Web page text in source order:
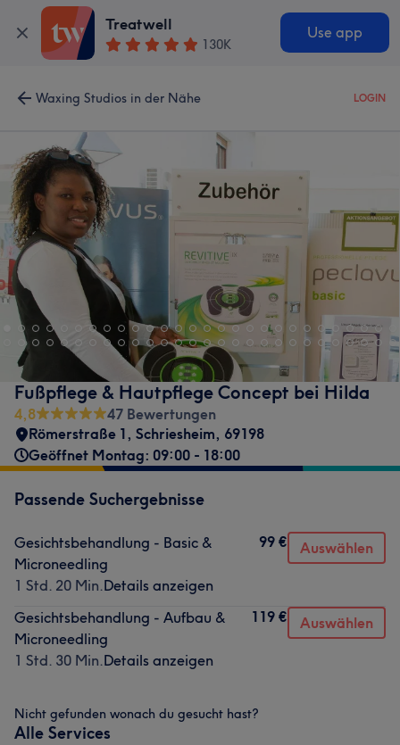
Treatwell
130K
Use app
Waxing Studios in der Nähe LOGIN
Fußpflege & Hautpflege Concept bei Hilda
4,8
47 Bewertungen
Römerstraße 1, Schriesheim, 69198
Geöffnet Montag: 09:00 - 18:00
Passende Suchergebnisse
Gesichtsbehandlung - Basic &
Microneedling
1 Std. 20 Min.Details anzeigen
99 € Auswählen
Gesichtsbehandlung - Aufbau &
Microneedling
1 Std. 30 Min.Details anzeigen
119 € Auswählen
Nicht gefunden wonach du gesucht hast?
Alle Services